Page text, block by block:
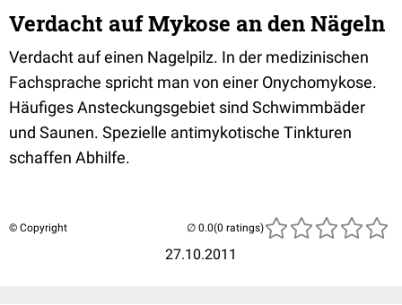
Verdacht auf Mykose an den Nägeln
Verdacht auf einen Nagelpilz. In der medizinischen
Fachsprache spricht man von einer Onychomykose.
Häufiges Ansteckungsgebiet sind Schwimmbäder
und Saunen. Spezielle antimykotische Tinkturen
schaffen Abhilfe.
© Copyright
27.10.2011
(0 ratings)